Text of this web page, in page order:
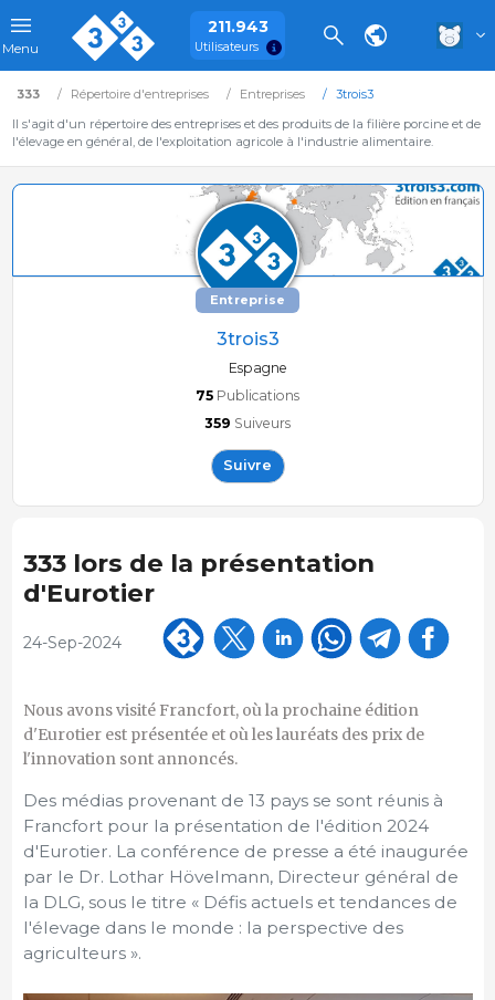
Menu
211.943
Utilisateurs
333 Répertoire d'entreprises Entreprises
3trois3
Il s'agit d'un répertoire des entreprises et des produits de la filière porcine et de
l'élevage en général, de l'exploitation agricole à l'industrie alimentaire.
Entreprise
3trois3
Espagne
75 Publications
359 Suiveurs
Suivre
333 lors de la présentation
d'Eurotier
24-Sep-2024
Nous avons visité Francfort, où la prochaine édition
d'Eurotier est présentée et où les lauréats des prix de
l'innovation sont annoncés.
Des médias provenant de 13 pays se sont réunis à
Francfort pour la présentation de l'édition 2024
d'Eurotier. La conférence de presse a été inaugurée
par le Dr. Lothar Hövelmann, Directeur général de
la DLG, sous le titre « Défis actuels et tendances de
l'élevage dans le monde : la perspective des
agriculteurs ».